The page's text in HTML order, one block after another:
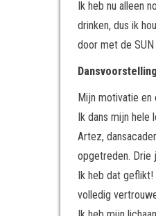
Ik heb nu alleen
drinken, dus ik
door met de
Dansvoorstelling
Mijn motivatie en
Ik dans mijn hele
Artez,
opgetreden. Drie
Ik heb dat geflikt!
volledig